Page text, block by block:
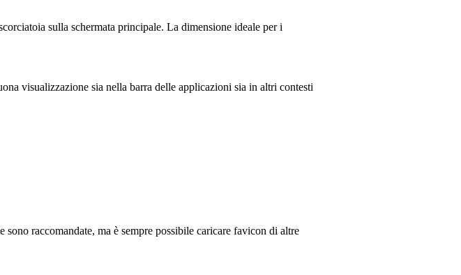
sulla schermata principale. La dimensione ideale per i
visualizzazione sia nella barra delle applicazioni sia in altri contesti
raccomandate, ma è sempre possibile caricare favicon di altre